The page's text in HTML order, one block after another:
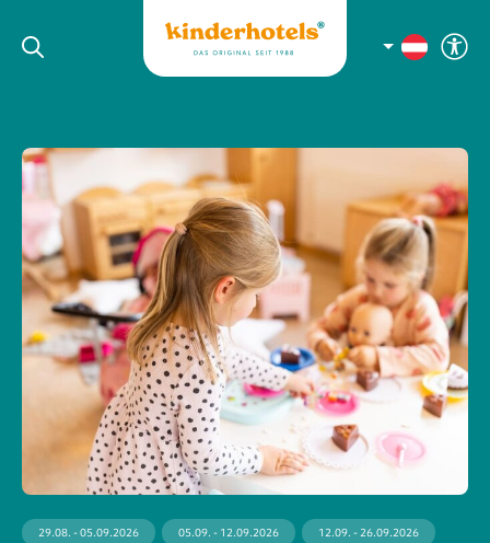
29.08. - 05.09.2026 05.09. - 12.09.2026 12.09. - 26.09.2026